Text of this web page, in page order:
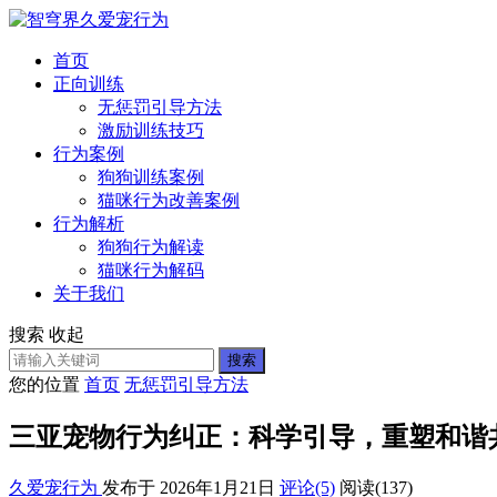
首页
正向训练
无惩罚引导方法
激励训练技巧
行为案例
狗狗训练案例
猫咪行为改善案例
行为解析
狗狗行为解读
猫咪行为解码
关于我们
搜索 收起
搜索
您的位置 首页 无惩罚引导方法
三亚宠物行为纠正：科学引导，重塑和谐
久爱宠行为 发布于 2026年1月21日 评论(5) 阅读(137)